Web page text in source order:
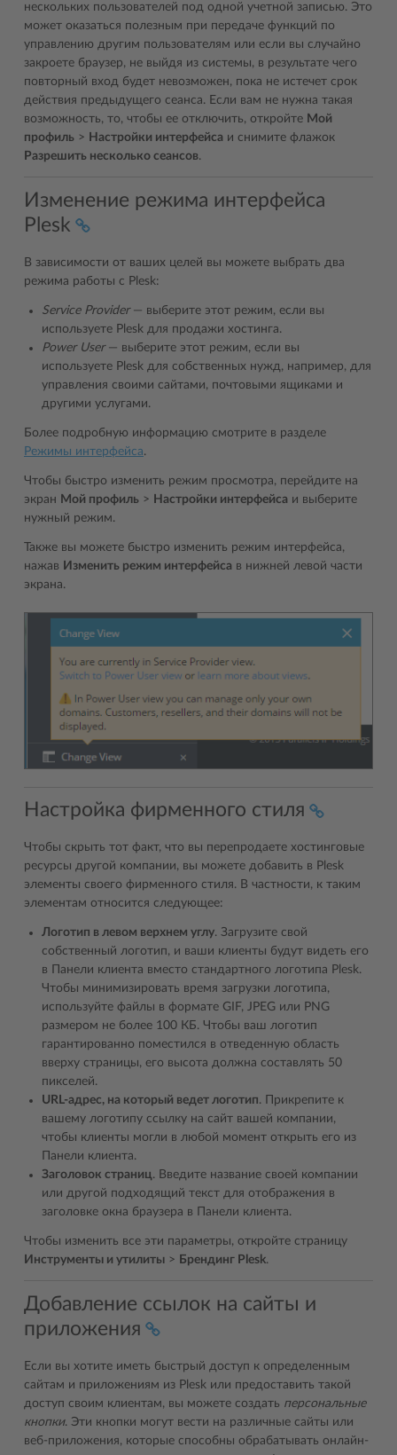
нескольких пользователей под одной учетной записью. Это
может оказаться полезным при передаче функций по
управлению другим пользователям или если вы случайно
закроете браузер, не выйдя из системы, в результате чего
повторный вход будет невозможен, пока не истечет срок
действия предыдущего сеанса. Если вам не нужна такая
возможность, то, чтобы ее отключить, откройте Мой
профиль > Настройки интерфейса и снимите флажок
Разрешить несколько сеансов.
Изменение режима интерфейса
Plesk
В зависимости от ваших целей вы можете выбрать два
режима работы с Plesk:
Service Provider― выберите этот режим, если вы
используете Plesk для продажи хостинга.
Power User― выберите этот режим, если вы
используете Plesk для собственных нужд, например, для
управления своими сайтами, почтовыми ящиками и
другими услугами.
Более подробную информацию смотрите в разделе
Режимы интерфейса.
Чтобы быстро изменить режим просмотра, перейдите на
экран Мой профиль > Настройки интерфейса и выберите
нужный режим.
Также вы можете быстро изменить режим интерфейса,
нажав Изменить режим интерфейса в нижней левой части
экрана.
Настройка фирменного стиля
Чтобы скрыть тот факт, что вы перепродаете хостинговые
ресурсы другой компании, вы можете добавить в Plesk
элементы своего фирменного стиля. В частности, к таким
элементам относится следующее:
Логотип в левом верхнем углу. Загрузите свой
собственный логотип, и ваши клиенты будут видеть его
в Панели клиента вместо стандартного логотипа Plesk.
Чтобы минимизировать время загрузки логотипа,
используйте файлы в формате GIF, JPEG или PNG
размером не более 100 КБ. Чтобы ваш логотип
гарантированно поместился в отведенную область
вверху страницы, его высота должна составлять 50
пикселей.
URL-адрес, на который ведет логотип. Прикрепите к
вашему логотипу ссылку на сайт вашей компании,
чтобы клиенты могли в любой момент открыть его из
Панели клиента.
Заголовок страниц. Введите название своей компании
или другой подходящий текст для отображения в
заголовке окна браузера в Панели клиента.
Чтобы изменить все эти параметры, откройте страницу
Инструменты и утилиты > Брендинг Plesk.
Добавление ссылок на сайты и
приложения
Если вы хотите иметь быстрый доступ к определенным
сайтам и приложениям из Plesk или предоставить такой
доступ своим клиентам, вы можете создать персональные
кнопки. Эти кнопки могут вести на различные сайты или
веб-приложения, которые способны обрабатывать онлайн-